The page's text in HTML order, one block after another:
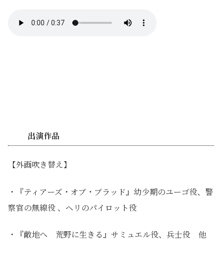
出演作品
【外画吹き替え】
・『ティアーズ・オブ・ブラッド』幼少期のユーゴ役、 警
察官の無線役 、ヘリのパイロット役
・『敵地へ 荒野に生きる』サミュエル役、兵士役 他